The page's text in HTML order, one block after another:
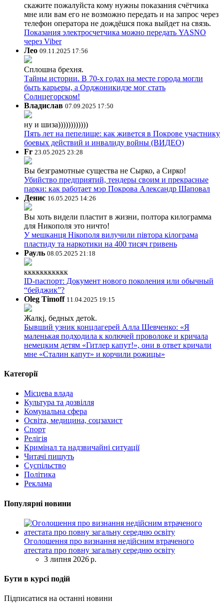
скажите пожалуйста кому нужны показания счётчика
мне или вам его не возможно передать и на запрос через
телефон оператора не дождёшся пока выйдет на связь.
Показания электросчетчика можно передать YASNO
через Viber
Лео 09.11.2025 17:56
Сплошна брехня.
Тайны истории. В 70-х годах на месте города могли
быть карьеры, а Орджоникидзе мог стать
Солнцегорском!
Владислав 07.09.2025 17:50
ну и шиза))))))))))))
Пять лет на пепелище: как живется в Покрове участнику
боевых действий и инвалиду войны (ВИДЕО)
Fr 23.05.2025 23:28
Вы безграмотные существа не Сырко, а Сирко!
Убийство предприятий, тендеры своим и прекрасные
парки: как работает мэр Покрова Александр Шаповал
Денис 16.05.2025 14:26
Вы хоть видели пластит в жизни, полтора килограмма
для Никополя это ничто!
У мешканця Нікополя вилучили півтора кілограма
пластиду та наркотики на 400 тисяч гривень
Рауль 08.05.2025 21:18
ккккккккккк
ID-паспорт: Документ нового поколения или обычный
“бейджик”?
Oleg Timoff 11.04.2025 19:15
Жалкj, бедных детok.
Бывший узник концлагерей Алла Шевченко: «Я
маленькая подходила к колючей проволоке и кричала
немецким детям «Гитлер капут!», они в ответ кричали
мне «Сталин капут» и корчили рожицы»
Категорії
Місцева влада
Культура та дозвілля
Комунальна сфера
Освіта, медицина, соцзахист
Спорт
Релігія
Кримінал та надзвичайні ситуації
Читачі пишуть
Суспільство
Політика
Реклама
Популярні новини
Оголошення про визнання недійсним втраченого
атестата про повну загальну середню освіту
3 липня 2026 р.
Бути в курсі подій
Підписатися на останні новини